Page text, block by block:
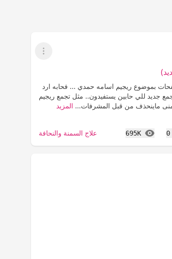
عرض القائمة
بموضوع ريجيم اسامه حمدي ... فحابه ارد
جديد للي حابين يستفيدون.. مثل تجمع ريجيم
ماينحذف من قبل المشرفات... المزيد
0
695K
المشاهدات علاج السمنة والنحافة